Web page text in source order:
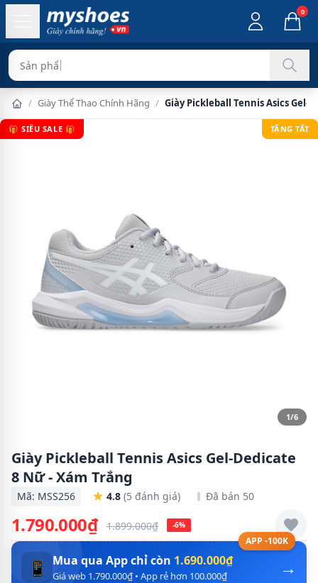
0
Sản phẩm chính hãn
/ Giày Thể Thao Chính Hãng / Giày Pickleball Tennis Asics Gel-
🎁 SIÊU SALE 🎁 TẶNG TẤT
1/6
Giày Pickleball Tennis Asics Gel-Dedicate
8 Nữ - Xám Trắng
Mã: MSS256 4.8 (5 đánh giá) Đã bán 50
1.790.000₫ 1.899.000₫ -6%
APP -100K
→
📱 Mua qua App chỉ còn 1.690.000₫
Giá web 1.790.000₫ • App rẻ hơn 100.000₫